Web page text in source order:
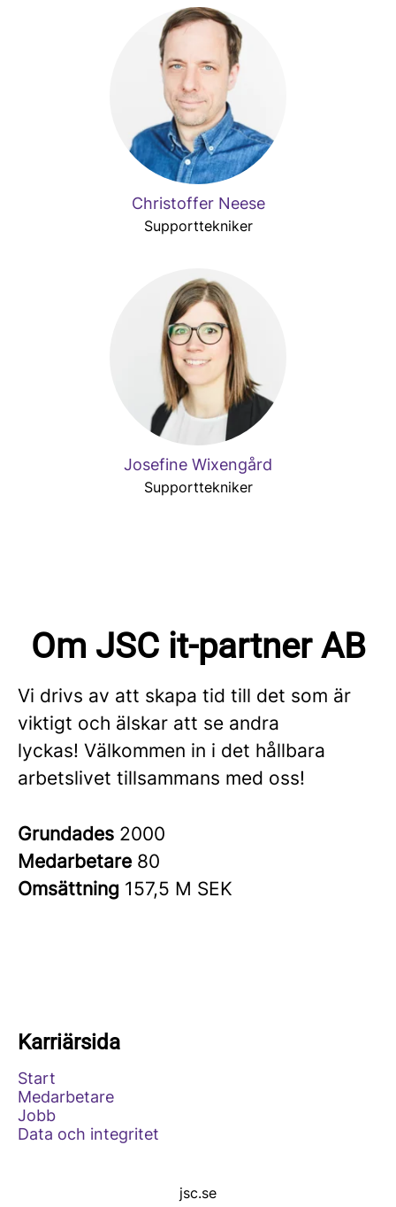
Christoffer Neese
Supporttekniker
Josefine Wixengård
Supporttekniker
Om JSC it-partner AB
Vi drivs av att skapa tid till det som är
viktigt och älskar att se andra
lyckas! Välkommen in i det hållbara
arbetslivet tillsammans med oss!
Grundades 2000
Medarbetare 80
Omsättning 157,5 M SEK
Karriärsida
Start
Medarbetare
Jobb
Data och integritet
jsc.se